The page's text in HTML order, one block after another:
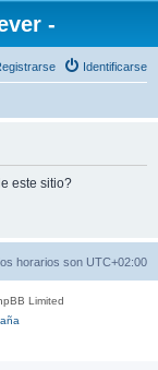
-
Identificarse
este sitio?
horarios son UTC+02:00
Limited